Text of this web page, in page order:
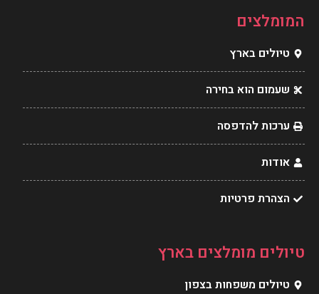
b
o
o
k
r
a
m
e
t
p
המומלצים
טיולים בארץ
שעמום הוא בחירה
ערכות להדפסה
אודות
הצהרת פרטיות
טיולים מומלצים בארץ
טיולים משפחות בצפון